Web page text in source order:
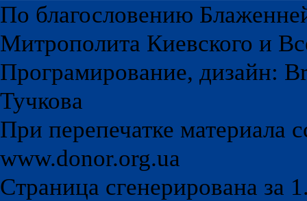
По благословению
Митрополита Киевского и
Програмирование, дизайн:
Тучкова
При перепечатке материала
www.donor.org.ua
Страница сгенерирована за